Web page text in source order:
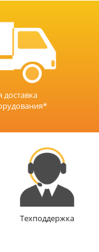
доставка
Техподдержка